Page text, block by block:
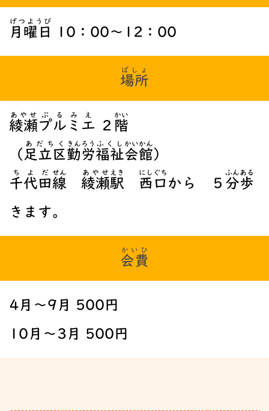
月曜日
げつようび
10：00～12：00
場所
ばしょ
綾瀬
あやせ
プルミエ
ぷるみえ
２ 階
かい
（ 足立区
あだちく
勤労
きんろう
福祉
ふくし
会館
かいかん
）
千代田
ちよだ
線
せん
綾瀬
あやせ
駅
えき
西口
にしぐち
から ５ 分
ふん
歩
ある
きます。
会費
かいひ
4月～9月 500円
10月～3月 500円